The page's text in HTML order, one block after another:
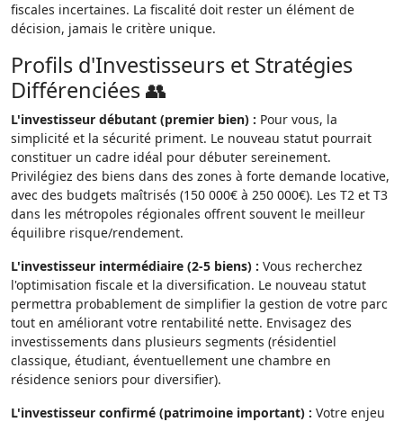
fiscales incertaines. La fiscalité doit rester un élément de
décision, jamais le critère unique.
Profils d'Investisseurs et Stratégies
Différenciées 👥
L'investisseur débutant (premier bien) : Pour vous, la
simplicité et la sécurité priment. Le nouveau statut pourrait
constituer un cadre idéal pour débuter sereinement.
Privilégiez des biens dans des zones à forte demande locative,
avec des budgets maîtrisés (150 000€ à 250 000€). Les T2 et T3
dans les métropoles régionales offrent souvent le meilleur
équilibre risque/rendement.
L'investisseur intermédiaire (2-5 biens) : Vous recherchez
l'optimisation fiscale et la diversification. Le nouveau statut
permettra probablement de simplifier la gestion de votre parc
tout en améliorant votre rentabilité nette. Envisagez des
investissements dans plusieurs segments (résidentiel
classique, étudiant, éventuellement une chambre en
résidence seniors pour diversifier).
L'investisseur confirmé (patrimoine important) : Votre enjeu